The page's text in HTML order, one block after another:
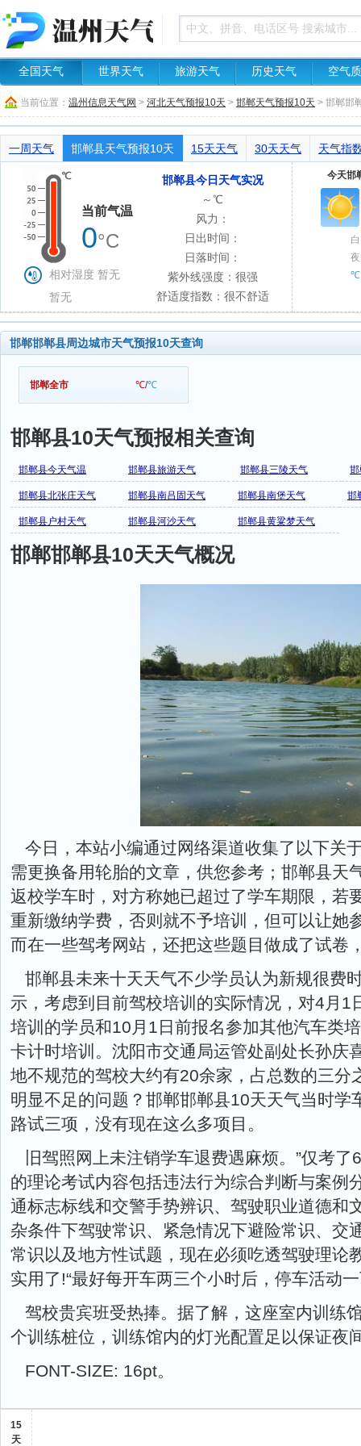
全国天气 世界天气 旅游天气 历史天气 空气
当前位置： 温州信息天气网 > 河北天气预报10天 > 邯郸天气预报10天 > 邯郸邯
一周天气 邯郸县天气预报10天 15天天气 30天天气 天气指
当前气温
0°C
相对湿度 暂无
暂无
邯郸县今日天气实况
～℃
风力：
日出时间：
日落时间：
紫外线强度：很强
舒适度指数：很不舒适
今天邯
℃
邯郸邯郸县周边城市天气预报10天查询
邯郸全市 ℃/℃
邯郸县10天气预报相关查询
邯郸县今天气温 邯郸县旅游天气 邯郸县三陵天气
邯郸县北张庄天气 邯郸县南吕固天气 邯郸县南堡天气 邯
邯郸县户村天气 邯郸县河沙天气 邯郸县黄粱梦天气
邯郸邯郸县10天天气概况
今日，本站小编通过网络渠道收集了以下关
需更换备用轮胎的文章，供您参考；邯郸县天
返校学车时，对方称她已超过了学车期限，若
重新缴纳学费，否则就不予培训，但可以让她
而在一些驾考网站，还把这些题目做成了试卷
邯郸县未来十天天气不少学员认为新规很费
示，考虑到目前驾校培训的实际情况，对4月1
培训的学员和10月1日前报名参加其他汽车类
卡计时培训。沈阳市交通局运管处副处长孙庆
地不规范的驾校大约有20余家，占总数的三分
明显不足的问题？邯郸邯郸县10天天气当时学
路试三项，没有现在这么多项目。
旧驾照网上未注销学车退费遇麻烦。”仅考
的理论考试内容包括违法行为综合判断与案例
通标志标线和交警手势辨识、驾驶职业道德和
杂条件下驾驶常识、紧急情况下避险常识、交
常识以及地方性试题，现在必须吃透驾驶理论
实用了!“最好每开车两三个小时后，停车活动
驾校贵宾班受热捧。据了解，这座室内训练
个训练桩位，训练馆内的灯光配置足以保证夜
FONT-SIZE: 16pt。
15
天